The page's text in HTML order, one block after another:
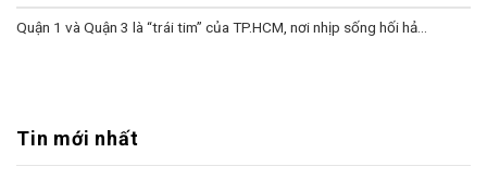
Quận 1 và Quận 3 là “trái tim” của TP.HCM, nơi nhịp sống hối hả...
Tin mới nhất